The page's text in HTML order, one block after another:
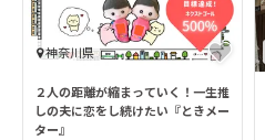
神奈川県
２人の距離が縮まっていく！一生推
しの夫に恋をし続けたい『ときメー
ター』